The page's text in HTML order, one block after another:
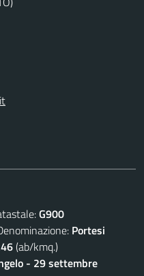
G900
Portesi
(ab/kmq.)
- 29 settembre